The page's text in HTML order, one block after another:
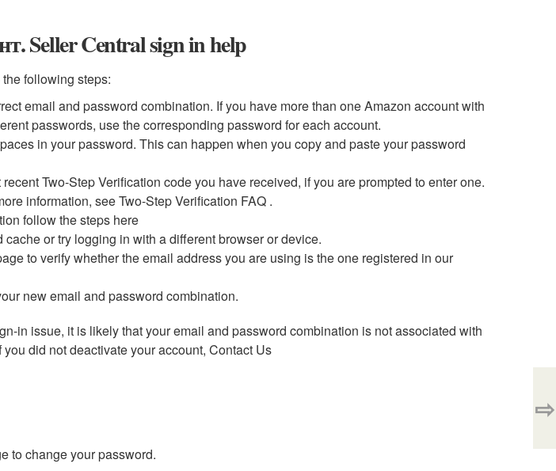
Seller Central sign in help
following steps:
email and password combination. If you have more than one Amazon account with
passwords, use the corresponding password for each account.
in your password. This can happen when you copy and paste your password
Two-Step Verification code you have received, if you are prompted to enter one.
information, see Two-Step Verification FAQ .
follow the steps here
or try logging in with a different browser or device.
to verify whether the email address you are using is the one registered in our
new email and password combination.
in issue, it is likely that your email and password combination is not associated with
did not deactivate your account, Contact Us
to change your password.
⇨